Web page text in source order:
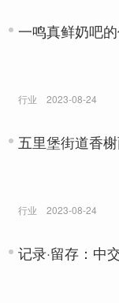
一鸣真鲜奶吧
行业 2023-08-24
五里堡街道香
行业 2023-08-24
记录·留存：中